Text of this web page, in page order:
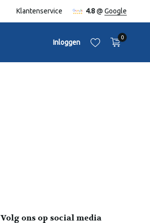
Gratis verzendingvanaf €50,-
Klantenservice 4.8@ Google
Inloggen
0
Volg ons op social media